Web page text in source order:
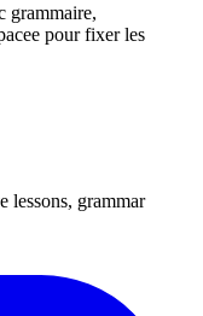
grammaire,
pour fixer les
lessons, grammar